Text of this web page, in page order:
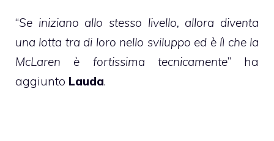
“Se iniziano allo stesso livello, allora diventa
una lotta tra di loro nello sviluppo ed è lì che la
McLaren è fortissima tecnicamente” ha
aggiunto Lauda.